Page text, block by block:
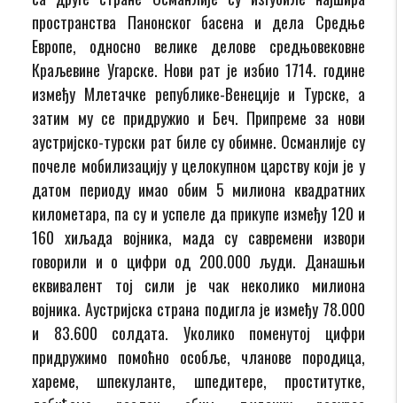
пространства Панонског басена и дела Средње
Европе, односно велике делове средњовековне
Краљевине Угарске. Нови рат је избио 1714. године
између Млетачке републике-Венеције и Турске, а
затим му се придружио и Беч. Припреме за нови
аустријско-турски рат биле су обимне. Османлије су
почеле мобилизацију у целокупном царству који је у
датом периоду имао обим 5 милиона квадратних
километара, па су и успеле да прикупе између 120 и
160 хиљада војника, мада су савремени извори
говорили и о цифри од 200.000 људи. Данашњи
еквивалент тој сили је чак неколико милиона
војника. Аустријска страна подигла је између 78.000
и 83.600 солдата. Уколико поменутој цифри
придружимо помоћно особље, чланове породица,
хареме, шпекуланте, шпедитере, проститутке,